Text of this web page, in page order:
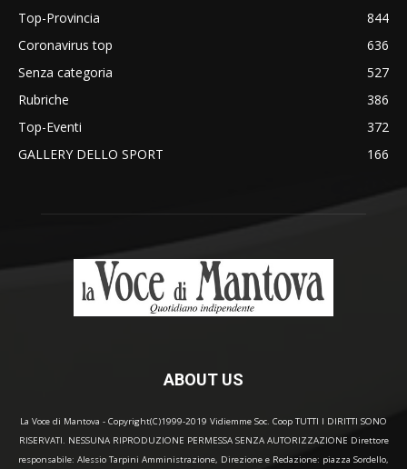
Top-Provincia
844
Coronavirus top
636
Senza categoria
527
Rubriche
386
Top-Eventi
372
GALLERY DELLO SPORT
166
ABOUT US
La Voce di Mantova - Copyright(C)1999-2019 Vidiemme Soc. Coop TUTTI I DIRITTI SONO
RISERVATI. NESSUNA RIPRODUZIONE PERMESSA SENZA AUTORIZZAZIONE Direttore
responsabile: Alessio Tarpini Amministrazione, Direzione e Redazione: piazza Sordello,